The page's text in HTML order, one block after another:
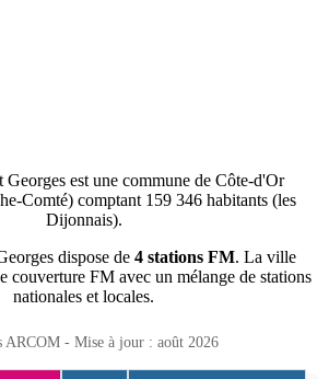
est une commune de Côte-d'Or
Comté) comptant 159 346 habitants (les
Dijonnais).
dispose de4 stations FM. La ville
couverture FM avec un mélange de stations
nationales et locales.
ARCOM - Mise à jour : août 2026